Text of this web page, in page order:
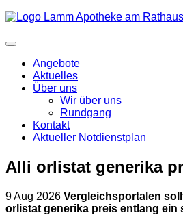
Angebote
Aktuelles
Über uns
Wir über uns
Rundgang
Kontakt
Aktueller Notdienstplan
Alli orlistat generika
9 Aug 2026 Vergleichsportalen
orlistat generika preis entlang ein